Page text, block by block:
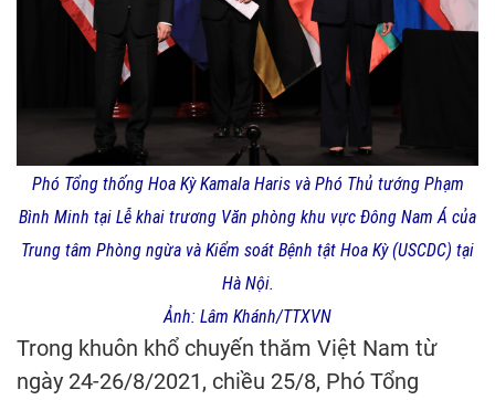
Phó Tổng thống Hoa Kỳ Kamala Haris và Phó Thủ tướng Phạm
Bình Minh tại Lễ khai trương Văn phòng khu vực Đông Nam Á của
Trung tâm Phòng ngừa và Kiểm soát Bệnh tật Hoa Kỳ (USCDC) tại
Hà Nội.
Ảnh: Lâm Khánh/TTXVN
Trong khuôn khổ chuyến thăm Việt Nam từ
ngày 24-26/8/2021, chiều 25/8, Phó Tổng